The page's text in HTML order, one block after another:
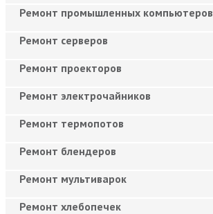
Ремонт промышленных компьютеров
Ремонт серверов
Ремонт проекторов
Ремонт электрочайников
Ремонт термопотов
Ремонт блендеров
Ремонт мультиварок
Ремонт хлебопечек